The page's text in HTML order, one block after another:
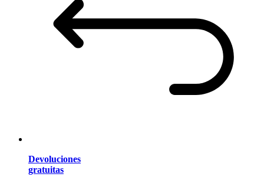
Devoluciones
gratuitas